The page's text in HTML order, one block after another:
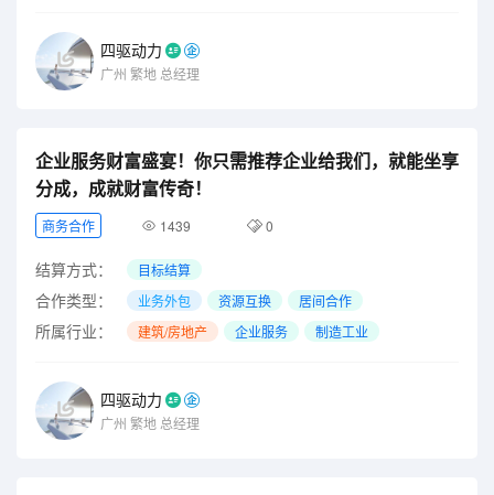
四驱动力
广州 繁地 总经理
企业服务财富盛宴！你只需推荐企业给我们，就能坐享
分成，成就财富传奇！
商务合作 1439 0
结算方式： 目标结算
合作类型： 业务外包 资源互换 居间合作
所属行业： 建筑/房地产 企业服务 制造工业
四驱动力
广州 繁地 总经理